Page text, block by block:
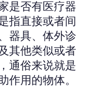
是否有医疗器
指直接或者间
器具、体外诊
其他类似或者
通俗来说就是
作用的物体。